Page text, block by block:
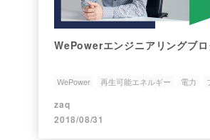
WePowerエンジニアリングブ
WePower 再生可能エネルギー 電力
zaq
2018/08/31